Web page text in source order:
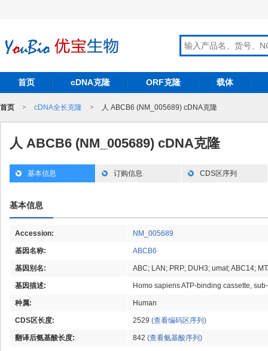
首页 cDNA克隆 ORF克隆 载体
首页 > cDNA全长克隆 > 人 ABCB6 (NM_005689) cDNA克隆
人 ABCB6 (NM_005689) cDNA克隆
基本信息 订购信息 CDS区序列
基本信息
Accession: NM_005689
基因名称: ABCB6
基因别名: ABC; LAN; PRP; DUH3; umat; ABC14;
基因描述: Homo sapiens ATP-binding cassette,
种属: Human
CDS区长度: 2529 (查看编码区序列)
翻译后氨基酸长度: 842 (查看氨基酸序列)